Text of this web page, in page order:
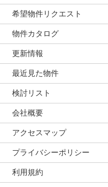
希望物件リクエスト
物件カタログ
更新情報
最近見た物件
検討リスト
会社概要
アクセスマップ
プライバシーポリシー
利用規約